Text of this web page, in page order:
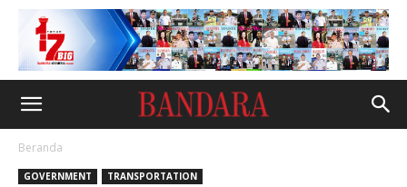
Beranda
GOVERNMENT TRANSPORTATION